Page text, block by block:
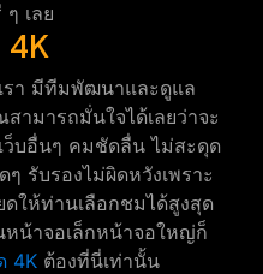
เลย
รา มีทีมพัฒนาและดูแล
ามารถมั่นใจได้เลยว่าจะ
บอื่นๆ คมชัดลื่น ไม่สะดุด
รับรองไม่ผิดหวังเพราะ
ดให้ท่านเลือกชมได้สูงสุด
หน้าจอเล็กหน้าจอใหญ่ก็
4K ต้องที่นี่เท่านั้น